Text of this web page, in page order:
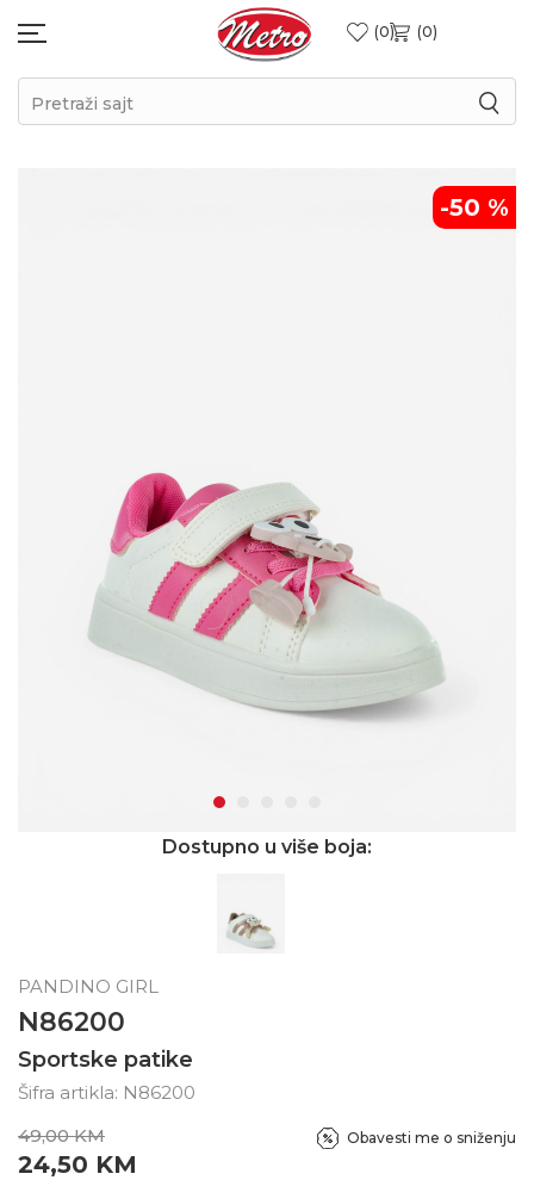
0 0
Pretraži sajt
-50 %
Dostupno u više boja:
PANDINO GIRL
N86200
Sportske patike
Šifra artikla: N86200
49,00 KM
24,50 KM
Obavesti me o sniženju